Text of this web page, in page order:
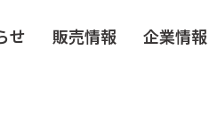
せ 販売情報 企業情報